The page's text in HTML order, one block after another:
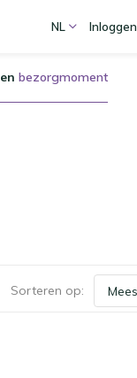
NL Inloggen
bezorgmoment
Sorteren op: